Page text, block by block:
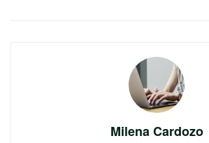
Milena Cardozo